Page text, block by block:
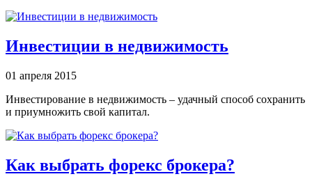
Инвестиции в недвижимость
01 апреля 2015
Инвестирование в недвижимость – удачный способ сохранить
и приумножить свой капитал.
Как выбрать форекс брокера?